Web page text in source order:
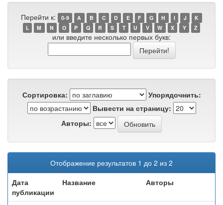
Перейти к: 0-9 A B C D E F G H I J
K
L
M N O P Q R S T U V W X Y Z
или введите несколько первых букв:
Сортировка:
Упорядочнить:
Вывести на страницу:
Авторы:
Отображение результатов 1 до 2 из 2
Дата
публикации
Название Авторы